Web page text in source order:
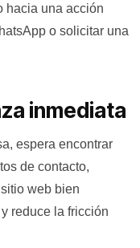
hacia una acción
o solicitar una
inmediata
espera encontrar
de contacto,
web bien
reduce la fricción